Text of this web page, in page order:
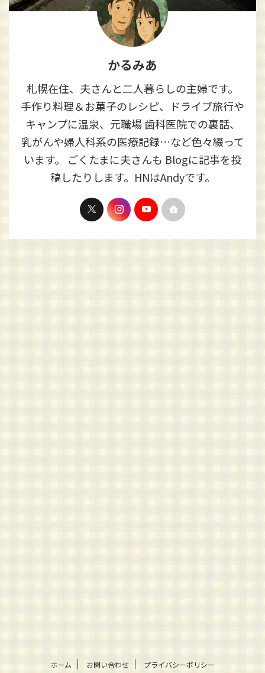
かるみあ
札幌在住、夫さんと二人暮らしの主婦です。
手作り料理＆お菓子のレシピ、ドライブ旅行や
キャンプに温泉、元職場 歯科医院での裏話、
乳がんや婦人科系の医療記録…など色々綴って
います。 ごくたまに夫さんも Blogに記事を投
稿したりします。HNはAndyです。
ホーム お問い合わせ プライバシーポリシー